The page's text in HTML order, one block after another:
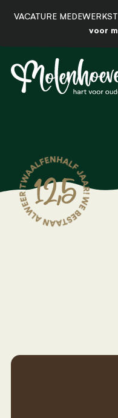
VACATURE
voor